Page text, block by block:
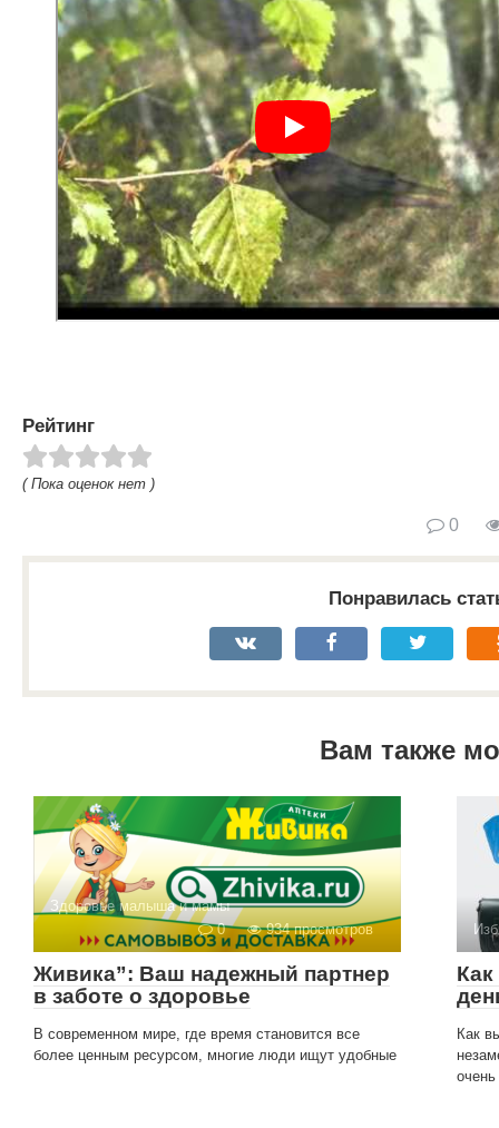
Рейтинг
( Пока оценок нет )
0
Понравилась
Вам также
Здоровье малыша и мамы
0
934 просмотров
Живика”: Ваш надежный партнер
в заботе о здоровье
В современном мире, где время становится все
более ценным ресурсом, многие люди ищут удобные
Как
очень